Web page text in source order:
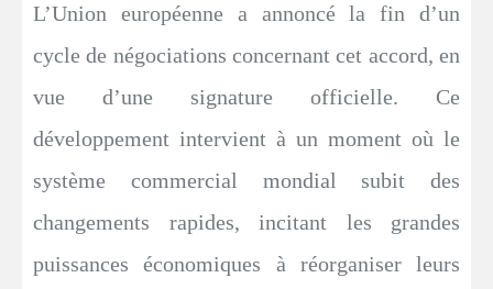
L’Union européenne a annoncé la fin d’un
cycle de négociations concernant cet accord, en
vue d’une signature officielle. Ce
développement intervient à un moment où le
système commercial mondial subit des
changements rapides, incitant les grandes
puissances économiques à réorganiser leurs